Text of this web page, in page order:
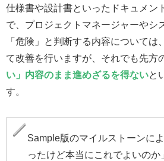
仕様書や設計書といったドキュメン
で、プロジェクトマネージャーやシ
「危険」と判断する内容については
て改善を行いますが、それでも先方
い」内容のまま進めざるを得ないと
す。
Sample版のマイルストーンに
ったけど本当にこれでよいのか